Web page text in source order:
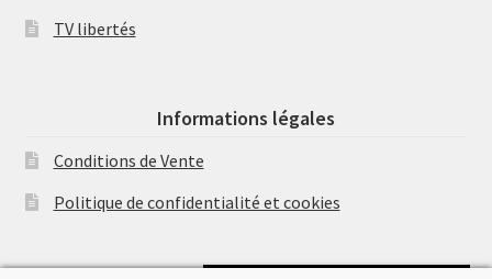
TV libertés
Informations légales
Conditions de Vente
Politique de confidentialité et cookies